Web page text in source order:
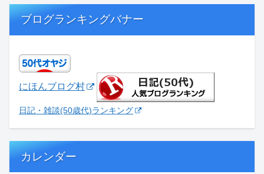
ブログランキングバナー
にほんブログ村
日記・雑談(50歳代)ランキング
カレンダー